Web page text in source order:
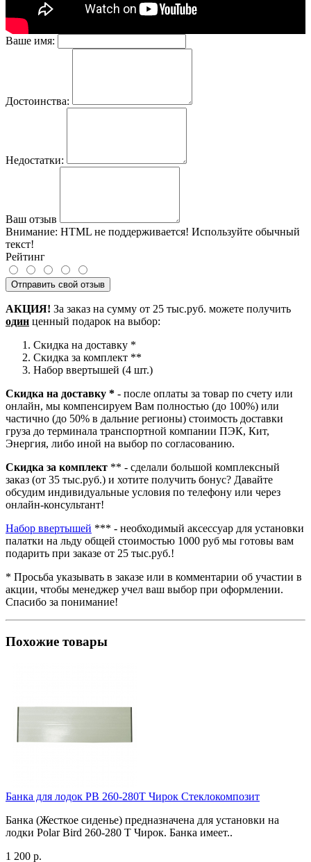
Ваше имя:
Достоинства:
Недостатки:
Ваш отзыв
Внимание: HTML не поддерживается! Используйте обычный
текст!
Рейтинг
Отправить свой отзыв
АКЦИЯ! За заказ на сумму от 25 тыс.руб. можете получить
один ценный подарок на выбор:
Скидка на доставку *
Скидка за комплект **
Набор ввертышей (4 шт.)
Скидка на доставку * - после оплаты за товар по счету или
онлайн, мы компенсируем Вам полностью (до 100%) или
частично (до 50% в дальние регионы) стоимость доставки
груза до терминала транспортной компании ПЭК, Кит,
Энергия, либо иной на выбор по согласованию.
Скидка за комплект ** - сделали большой комплексный
заказ (от 35 тыс.руб.) и хотите получить бонус? Давайте
обсудим индивидуальные условия по телефону или через
онлайн-консультант!
Набор ввертышей *** - необходимый аксессуар для установки
палатки на льду общей стоимостью 1000 руб мы готовы вам
подарить при заказе от 25 тыс.руб.!
* Просьба указывать в заказе или в комментарии об участии в
акции, чтобы менеджер учел ваш выбор при оформлении.
Спасибо за понимание!
Похожие товары
Банка для лодок РВ 260-280Т Чирок Стеклокомпозит
Банка (Жесткое сиденье) предназначена для установки на
лодки Polar Bird 260-280 Т Чирок. Банка имеет..
1 200 р.